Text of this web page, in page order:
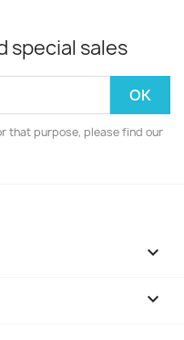
special sales
that purpose, please find our

